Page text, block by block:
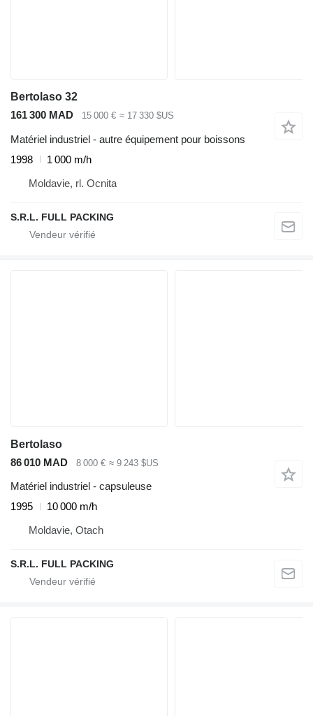
Bertolaso 32
161 300 MAD
15 000 € ≈ 17 330 $US
Matériel industriel - autre équipement pour boissons
1998
1 000 m/h
Moldavie, rl. Ocnita
S.R.L. FULL PACKING
Bertolaso
86 010 MAD
8 000 € ≈ 9 243 $US
Matériel industriel - capsuleuse
1995
10 000 m/h
Moldavie, Otach
S.R.L. FULL PACKING